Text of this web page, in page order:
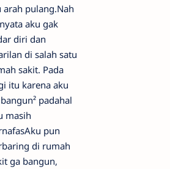
arah pulang.Nah
aku gak
diri dan
di salah satu
sakit. Pada
itu karena aku
padahal
masih
pun
di rumah
ga bangun,